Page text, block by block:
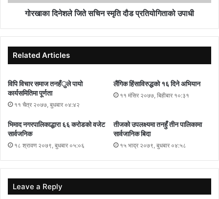
गोरखाका दिनेशले जिते सचिन स्मृति दौड प्रतियोगिताको उपाधी
Related Articles
विपि विचार समाज तनहँुले पायो
कार्यसमितिमा पूर्णता
११ चैत्र २०७७, बुधबार ०४:४२
लैंगिक हिंसाविरुद्धको १६ दिने अभियान
११ मंसिर २०७७, बिहीबार १०:३१
भिमाद नगरपालिकाद्धारा ६६ करोडको वजेट
सार्वजनिक
१८ श्रावण २०७९, बुधबार ०५:०६
तीजको उपलक्ष्यमा तनहुँ तीन पालिकामा
सार्वजानिक बिदा
१५ भाद्र २०७९, बुधबार ०४:५८
Leave a Reply